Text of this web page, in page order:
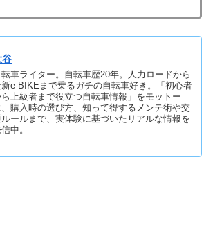
谷
転車ライター。自転車歴20年。人力ロードから
e-BIKEまで乗るガチの自転車好き。「初心者
上級者まで役立つ自転車情報」をモットー
、購入時の選び方、知って得するメンテ術や交
ールまで、実体験に基づいたリアルな情報を
中。